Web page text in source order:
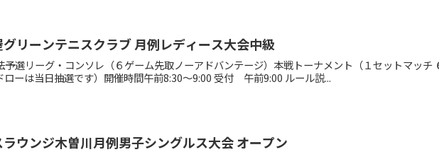
リーンテニスクラブ 月例レディース大会中級
予選リーグ・コンソレ（６ゲーム先取ノーアドバンテージ）本戦トーナメント（１セットマッ
ローは当日抽選です）開催時間午前8:30～9:00 受付 午前9:00 ルール説...
ラウンジ木曽川月例男子シングルス大会 オープン